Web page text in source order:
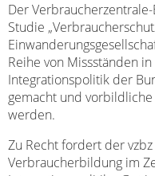
Der
Studie
Reihe von Missständen
Integrationspolitik der
gemacht und vorbildliche
werden.
Zu Recht fordert der
Verbraucherbildung im